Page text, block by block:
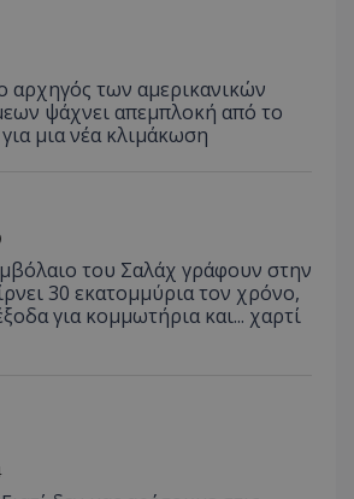
αρχηγός των αμερικανικών
ψάχνει απεμπλοκή από το
μια νέα κλιμάκωση
του Σαλάχ γράφουν στην
30 εκατομμύρια τον χρόνο,
για κομμωτήρια και... χαρτί